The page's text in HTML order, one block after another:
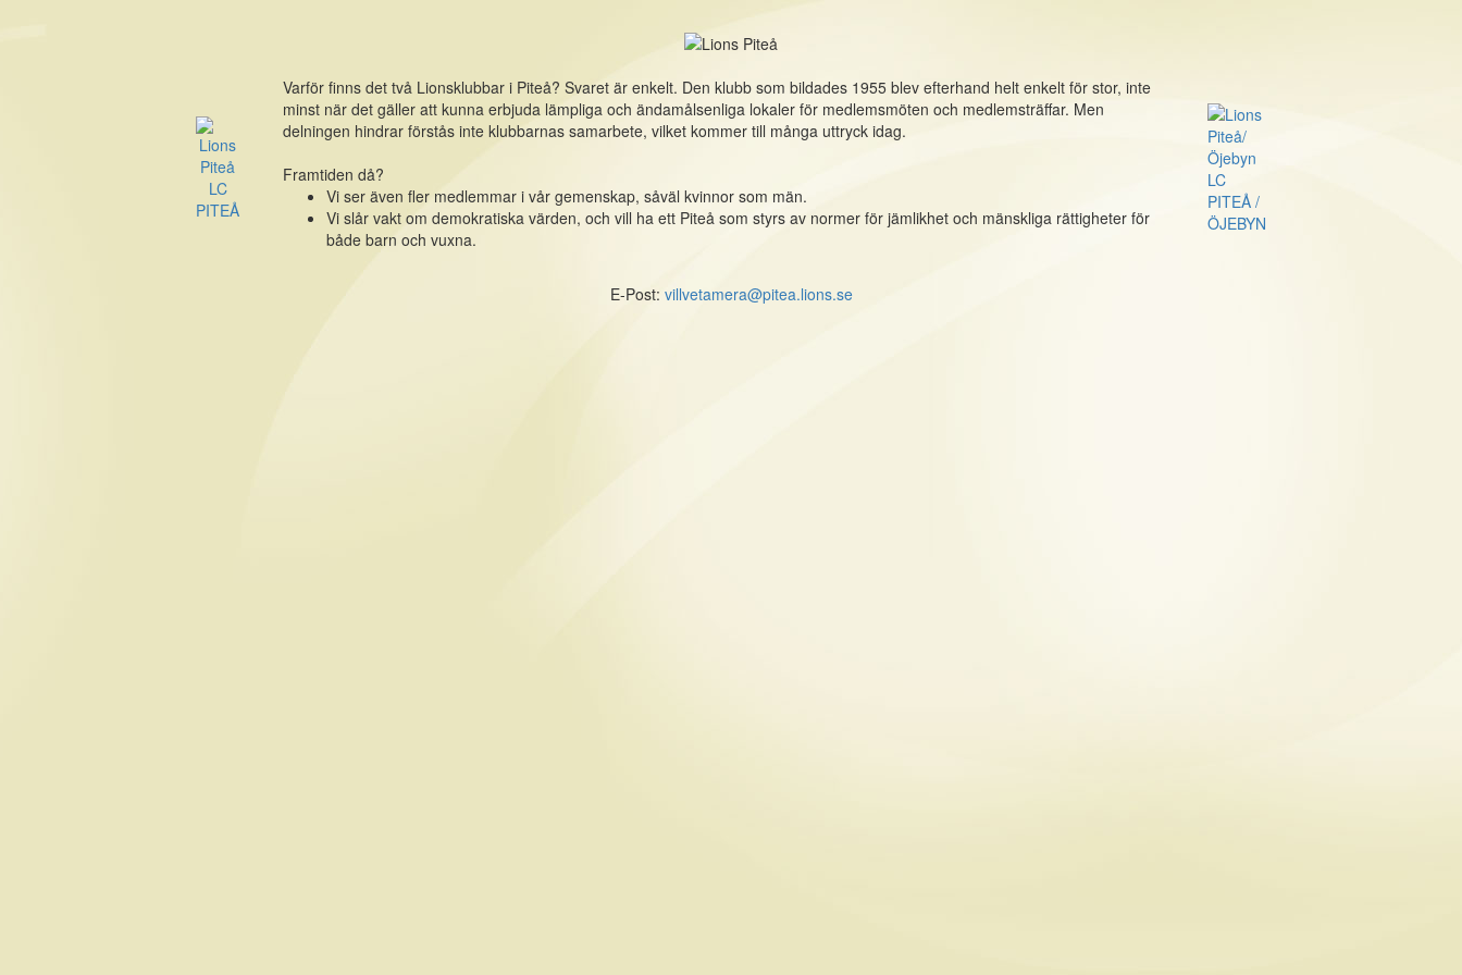
LC
PITEÅ
Varför finns det två Lionsklubbar i Piteå? Svaret är enkelt. Den klubb som bildades 1955 blev efterhand helt enkelt för stor, inte
minst när det gäller att kunna erbjuda lämpliga och ändamålsenliga lokaler för medlemsmöten och medlemsträffar. Men
delningen hindrar förstås inte klubbarnas samarbete, vilket kommer till många uttryck idag.
Framtiden då?
Vi ser även fler medlemmar i vår gemenskap, såväl kvinnor som män.
Vi slår vakt om demokratiska värden, och vill ha ett Piteå som styrs av normer för jämlikhet och mänskliga rättigheter för
både barn och vuxna.
LC
PITEÅ /
ÖJEBYN
E-Post: villvetamera@pitea.lions.se